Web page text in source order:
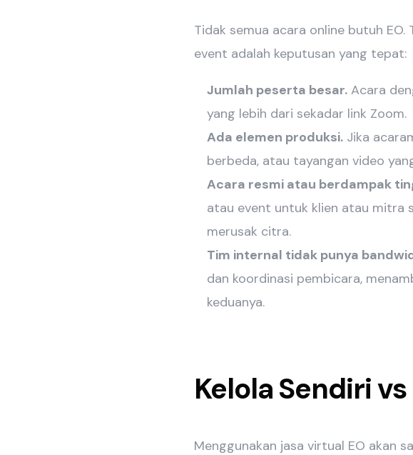
Tidak semua acara online butuh
event adalah keputusan yang tepat:
Jumlah peserta besar.Acara
yang lebih dari sekadar link Zoom.
Ada elemen produksi.Jika
berbeda, atau tayangan video
Acara resmi atau berdampak
atau event untuk klien atau mitra
merusak citra.
Tim internal tidak punya
dan koordinasi pembicara,
keduanya.
Kelola Sendiri
Menggunakan jasa virtual EO akan